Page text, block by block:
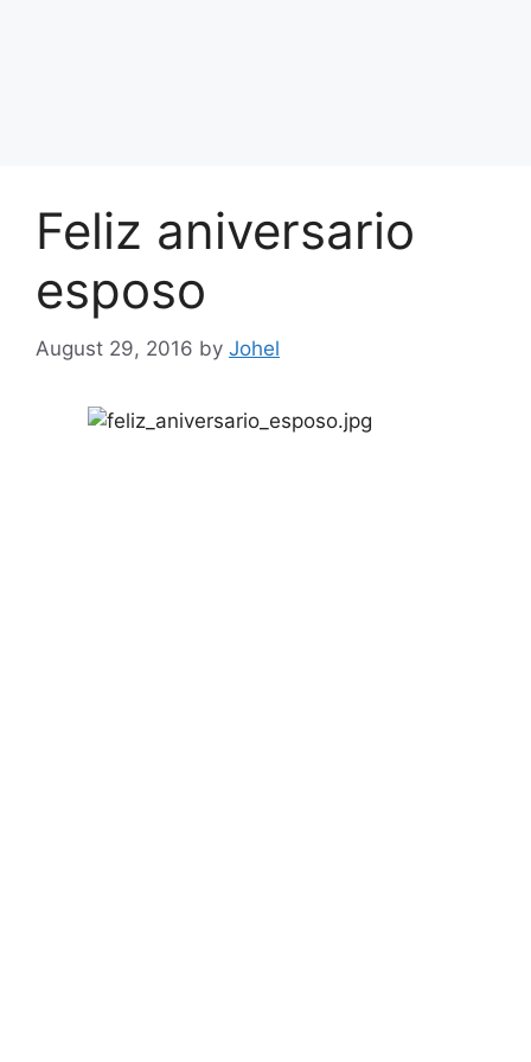
Feliz aniversario
esposo
August 29, 2016 by Johel